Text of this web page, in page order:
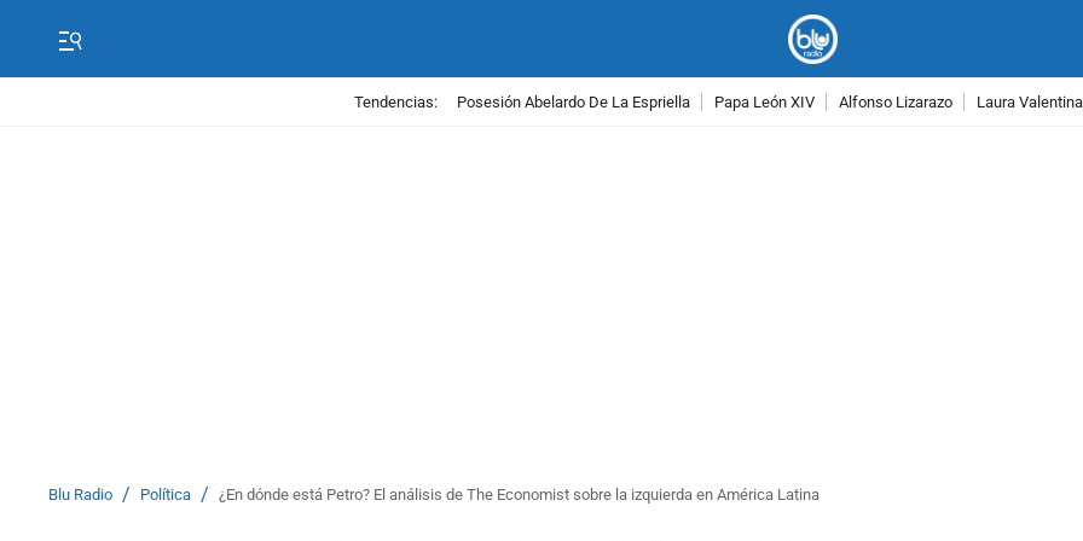
Tendencias: Posesión Abelardo De La Espriella Papa León XIV Alfonso Lizarazo Laura
Blu Radio / Política / ¿En dónde está Petro? El análisis de The Economist sobre la izquierda en América Latina